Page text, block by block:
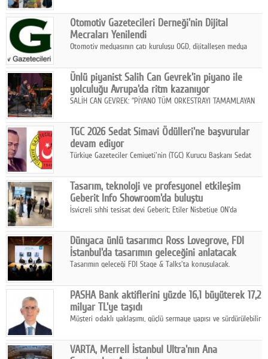
çalışan bağlılığı, iyi olma hali ve işveren markası üzerindeki
etkisine dikkat çekti.
Otomotiv Gazetecileri Derneği'nin Dijital
Mecraları Yenilendi
Otomotiv medyasının çatı kuruluşu OGD, dijitalleşen medya
hedefiyle internet sitesini ve sosyal medya kanallarını yeniledi.
Ünlü piyanist Salih Can Gevrek'in piyano ile
yolculuğu Avrupa'da ritm kazanıyor
SALİH CAN GEVREK: “PİYANO TÜM ORKESTRAYI TAMAMLAYAN
ETKİ YARATIYOR"
TGC 2026 Sedat Simavi Ödülleri'ne başvurular
devam ediyor
Türkiye Gazeteciler Cemiyeti'nin (TGC) Kurucu Başkanı Sedat
Tasarım, teknoloji ve profesyonel etkileşim
Geberit Info Showroom'da buluştu
İsviçreli sıhhi tesisat devi Geberit; Etiler Nisbetiye ON'da
ortaklığıyla özel bir davete ev sahipliği yaptı.
Dünyaca ünlü tasarımcı Ross Lovegrove, FDI
İstanbul'da tasarımın geleceğini anlatacak
Tasarımın geleceği FDI Stage & Talks'ta konuşulacak.
PASHA Bank aktiflerini yüzde 16,1 büyüterek 17,2
milyar TL'ye taşıdı
Müşteri odaklı yaklaşımı, güçlü sermaye yapısı ve sürdürülebilir
yılının ilk yarısında güçlü finansal performansını korudu.
VARTA, Merrell İstanbul Ultra'nın Ana